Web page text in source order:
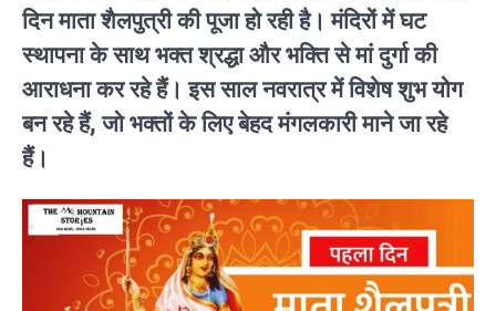
दिन माता शैलपुत्री की पूजा हो रही है। मंदिरों में घट
स्थापना के साथ भक्त श्रद्धा और भक्ति से मां दुर्गा की
आराधना कर रहे हैं। इस साल नवरात्र में विशेष शुभ योग
बन रहे हैं, जो भक्तों के लिए बेहद मंगलकारी माने जा रहे
हैं।